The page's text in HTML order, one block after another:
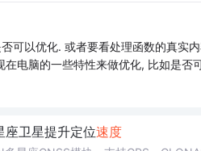
可以优化. 或者要看处理函数的真实
在电脑的一些特性来做优化, 比如是
卫星提升定位速度